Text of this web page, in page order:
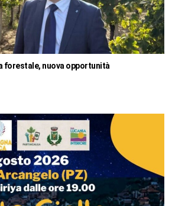
forestale, nuova opportunità